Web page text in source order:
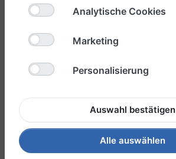
Personalisierte
Hochzeitstag mit
Bedeutung
Personalisierte Geschenke zum
Analytische Cookies
Marketing
Personalisierung
Auswahl bestätigen
Alle auswählen